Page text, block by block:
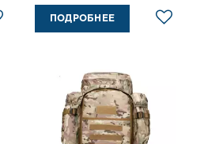
ПОДРОБНЕЕ